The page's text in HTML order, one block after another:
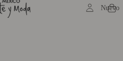
Nuevo